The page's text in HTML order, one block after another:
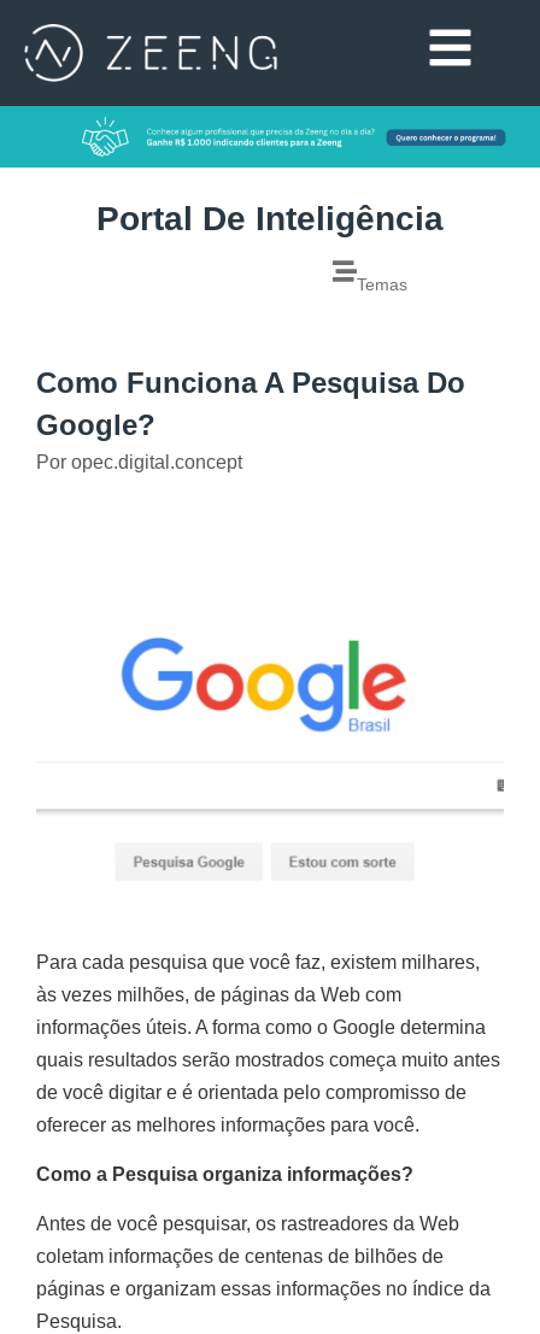
Portal De Inteligência
Temas
Como Funciona A Pesquisa Do
Google?
Por opec.digital.concept
Para cada pesquisa que você faz, existem milhares,
às vezes milhões, de páginas da Web com
informações úteis. A forma como o Google determina
quais resultados serão mostrados começa muito antes
de você digitar e é orientada pelo compromisso de
oferecer as melhores informações para você.
Como a Pesquisa organiza informações?
Antes de você pesquisar, os rastreadores da Web
coletam informações de centenas de bilhões de
páginas e organizam essas informações no índice da
Pesquisa.